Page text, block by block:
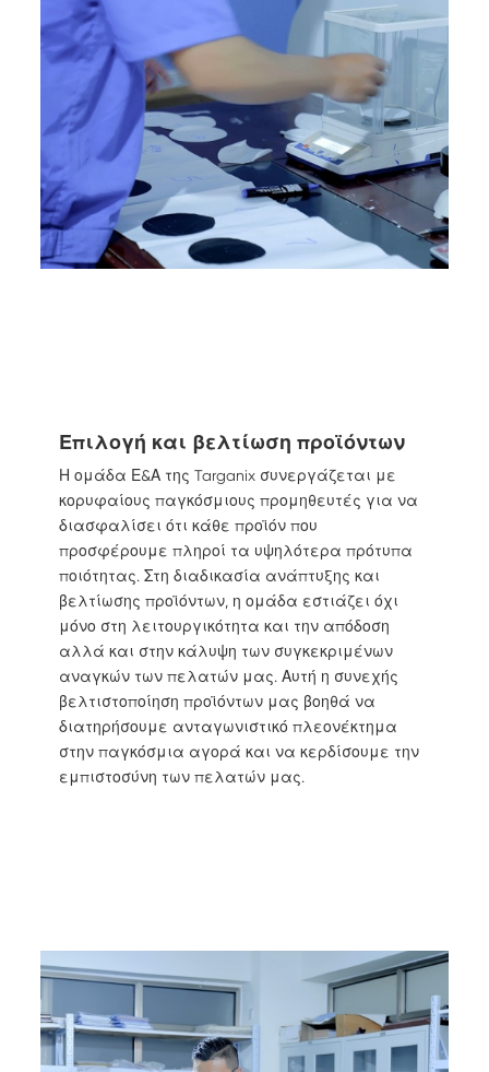
Επιλογή και βελτίωση προϊόντων
Η ομάδα Ε&Α της Targanix συνεργάζεται με
κορυφαίους παγκόσμιους προμηθευτές για να
διασφαλίσει ότι κάθε προϊόν που
προσφέρουμε πληροί τα υψηλότερα πρότυπα
ποιότητας. Στη διαδικασία ανάπτυξης και
βελτίωσης προϊόντων, η ομάδα εστιάζει όχι
μόνο στη λειτουργικότητα και την απόδοση
αλλά και στην κάλυψη των συγκεκριμένων
αναγκών των πελατών μας. Αυτή η συνεχής
βελτιστοποίηση προϊόντων μας βοηθά να
διατηρήσουμε ανταγωνιστικό πλεονέκτημα
στην παγκόσμια αγορά και να κερδίσουμε την
εμπιστοσύνη των πελατών μας.